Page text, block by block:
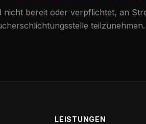
nicht bereit oder verpflichtet, an
teilzunehmen.
LEISTUNGEN